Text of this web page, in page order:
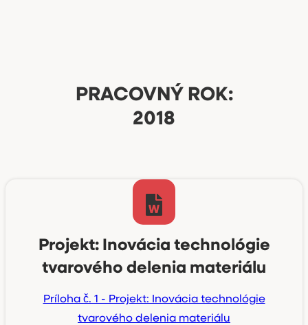
PRACOVNÝ ROK:
2018
Projekt: Inovácia technológie
tvarového delenia materiálu
Príloha č. 1 - Projekt: Inovácia technológie
tvarového delenia materiálu